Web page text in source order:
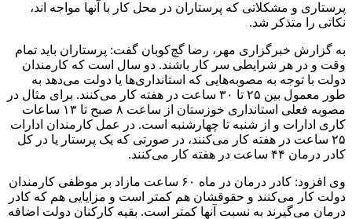
پرستاری و مشکلاتی که پرستاران در محل کار با آنها مواجه اند،
نکاتی را متذکر شد.
به گزارش خبرگزاری مهر، رضا گچ‌کوبان گفت: پرستاران باید تمام
وقت و در هر شرایطی سر کار باشند. دو سال است که کارمندان
دولت با توجه به مصوبه‌هایی که استانداری‌ها یا دولت می‌دهد به‌
طور معمول بین ۲۵ تا ۳۰ ساعت در هفته کار می‌کنند. برای مثال در
مصوبه فعلی استانداری خوزستان از ساعت ۸ صبح تا ۱۳ ساعات
کاری ادارات و از شنبه تا چهارشنبه است. در عمل کارمندان ادارات
۲۵ ساعت در هفته کار می‌کنند، در صورتی که یک پرستار یا در کل
کادر درمان ۴۴ ساعت در هفته کار می‌کنند.
وی افزود: کادر درمان در ماه ۶۰ ساعت مازاد بر موظفی کارمندان
دولت کار می‌کنند و حقوقشان هم کمتر است و مزایایی هم که کادر
درمان می‌گیرند به نسبت آنها کمتر است. بقیه کارکنان دولت اضافه